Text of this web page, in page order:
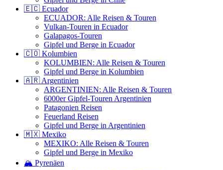
🇪🇨 Ecuador
ECUADOR: Alle Reisen & Touren
Vulkan-Touren in Ecuador
Galapagos-Touren
Gipfel und Berge in Ecuador
🇨🇴 Kolumbien
KOLUMBIEN: Alle Reisen & Touren
Gipfel und Berge in Kolumbien
🇦🇷 Argentinien
ARGENTINIEN: Alle Reisen & Touren
6000er Gipfel-Touren Argentinien
Patagonien Reisen
Feuerland Reisen
Gipfel und Berge in Argentinien
🇲🇽 Mexiko
MEXIKO: Alle Reisen & Touren
Gipfel und Berge in Mexiko
🏔️ Pyrenäen